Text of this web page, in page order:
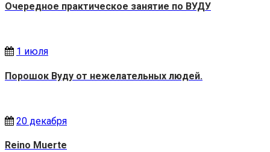
Очередное практическое занятие по ВУДУ
1 июля
Порошок Вуду от нежелательных людей.
20 декабря
Reino Muerte